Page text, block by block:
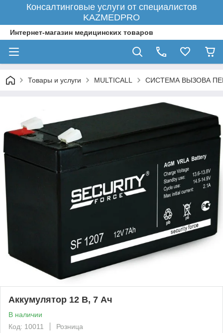
Консалтинговые услуги от специалистов
KAZMEDPRO
Интернет-магазин медицинских товаров
Товары и услуги MULTICALL СИСТЕМА ВЫЗОВА
Аккумулятор 12 В, 7 Ач
В наличии
Код: 10011
Розница